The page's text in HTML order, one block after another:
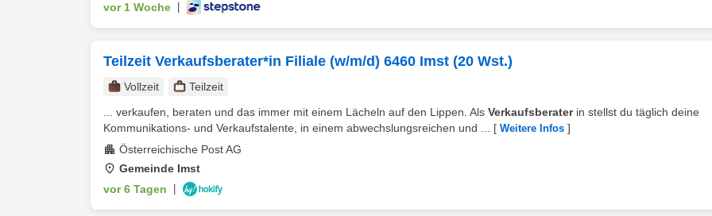
vor 1 Woche
Teilzeit Verkaufsberater*in Filiale (w/m/d) 6460 Imst (20 Wst.)
Vollzeit
Teilzeit
... verkaufen, beraten und das immer mit einem Lächeln auf den Lippen. Als Verkaufsberaterin stellst du täglich deine
Kommunikations- und Verkaufstalente, in einem abwechslungsreichen und ...
[ Weitere Infos ]
Österreichische Post AG
Gemeinde Imst
vor 6 Tagen